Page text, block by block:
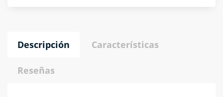
Descripción Características
Reseñas